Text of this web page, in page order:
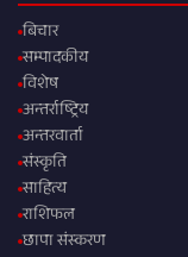
बिचार
सम्पादकीय
विशेष
अन्तर्राष्ट्रिय
अन्तरवार्ता
संस्कृति
साहित्य
राशिफल
छापा संस्करण